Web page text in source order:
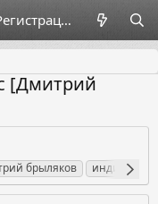
Регистрация
[Дмитрий
брыляков индикатор